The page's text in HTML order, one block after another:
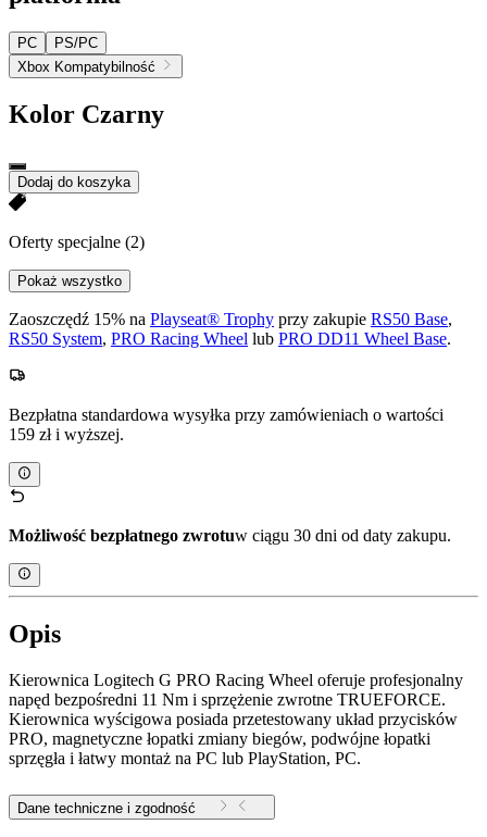
PC
PS/PC
Xbox Kompatybilność
Kolor Czarny
Dodaj do koszyka
Oferty specjalne (2)
Pokaż wszystko
Zaoszczędź 15% na Playseat® Trophy przy zakupie RS50 Base,
RS50 System, PRO Racing Wheel lub PRO DD11 Wheel Base.
Bezpłatna standardowa wysyłka przy zamówieniach o wartości
159 zł i wyższej.
Możliwość bezpłatnego zwrotuw ciągu 30 dni od daty zakupu.
Opis
Kierownica Logitech G PRO Racing Wheel oferuje profesjonalny
napęd bezpośredni 11 Nm i sprzężenie zwrotne TRUEFORCE.
Kierownica wyścigowa posiada przetestowany układ przycisków
PRO, magnetyczne łopatki zmiany biegów, podwójne łopatki
sprzęgła i łatwy montaż na PC lub PlayStation, PC.
Dane techniczne i zgodność